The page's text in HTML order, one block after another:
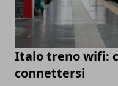
Italo treno wifi:
connettersi